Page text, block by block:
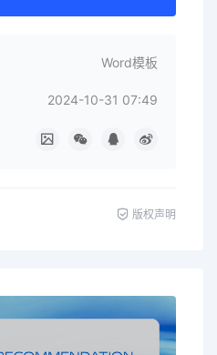
Word模板
2024-10-31 07:49
版权声明